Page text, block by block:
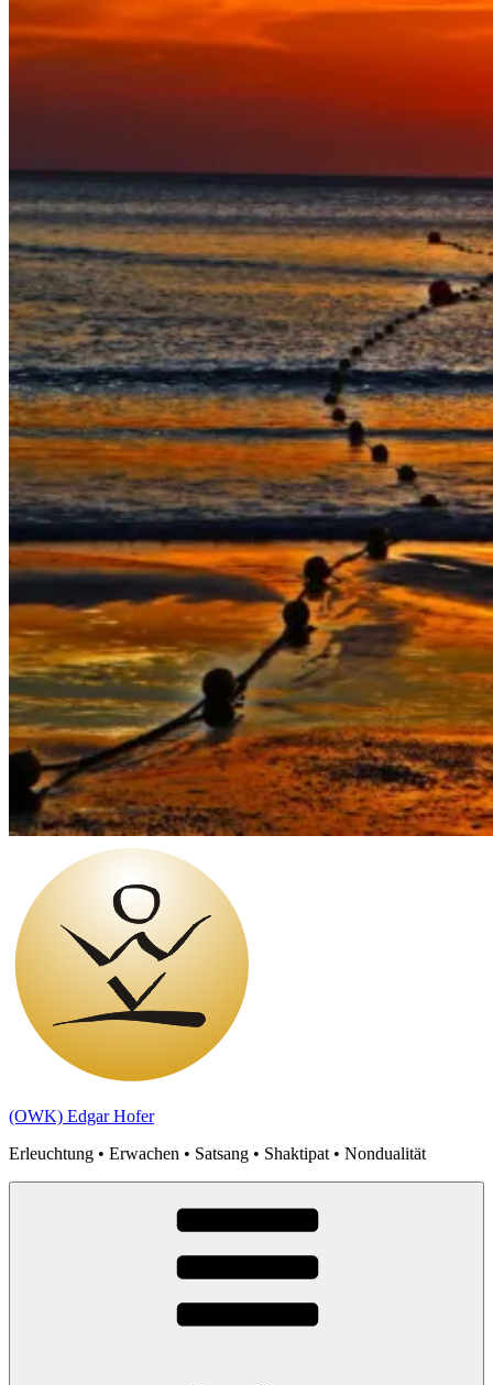
(OWK) Edgar Hofer
Erleuchtung • Erwachen • Satsang • Shaktipat • Nondualität